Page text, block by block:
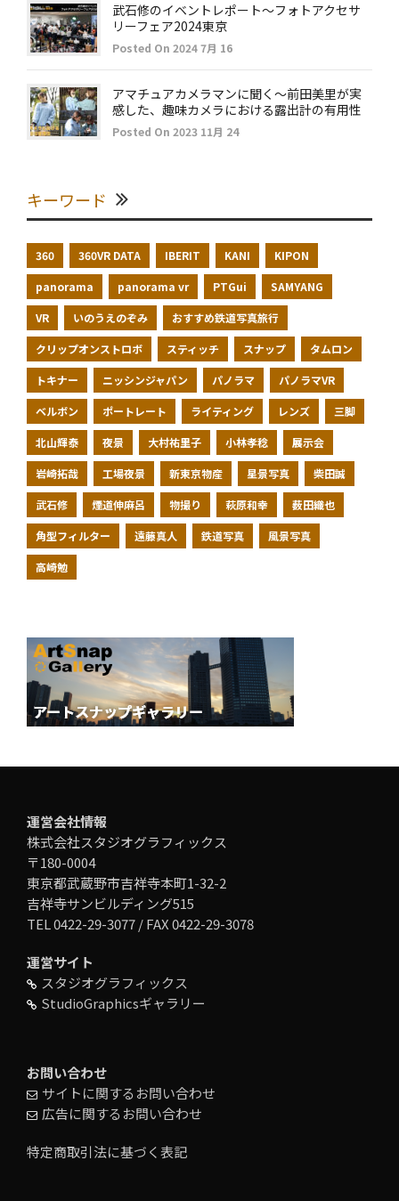
武石修のイベントレポート～フォトアクセサ
リーフェア2024東京
Posted On 2024 7月 16
アマチュアカメラマンに聞く～前田美里が実
感した、趣味カメラにおける露出計の有用性
Posted On 2023 11月 24
キーワード
360 360VR DATA IBERIT KANI KIPON
panorama panorama vr PTGui SAMYANG
VR いのうえのぞみ おすすめ鉄道写真旅行
クリップオンストロボ スティッチ スナップ タムロン
トキナー ニッシンジャパン パノラマ パノラマVR
ベルボン ポートレート ライティング レンズ 三脚
北山輝泰 夜景 大村祐里子 小林孝稔 展示会
岩崎拓哉 工場夜景 新東京物産 星景写真 柴田誠
武石修 煙道伸麻呂 物撮り 萩原和幸 薮田織也
角型フィルター 遠藤真人 鉄道写真 風景写真
高崎勉
運営会社情報
株式会社スタジオグラフィックス
〒180-0004
東京都武蔵野市吉祥寺本町1-32-2
吉祥寺サンビルディング515
TEL 0422-29-3077 / FAX 0422-29-3078
運営サイト
スタジオグラフィックス
StudioGraphicsギャラリー
お問い合わせ
サイトに関するお問い合わせ
広告に関するお問い合わせ
特定商取引法に基づく表記